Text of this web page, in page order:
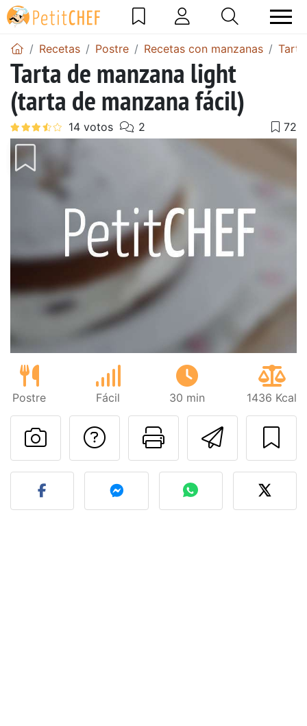
Recetas Postre Recetas con manzanas
Tarta de manzana light
(tarta de manzana fácil)
Postre Fácil 30 min 1436 Kcal
Imprimir
Preguntar al autor
Publicar la foto de esta